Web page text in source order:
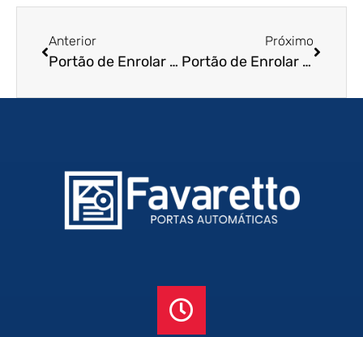
Anterior
Portão de Enrolar em Salto – SP
Próximo
Portão de Enrolar Residencial em Poá – SP